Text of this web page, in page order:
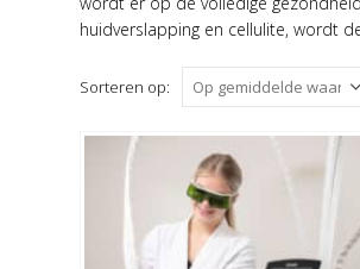
huidverslapping en cellulite, wordt
Sorteren op: